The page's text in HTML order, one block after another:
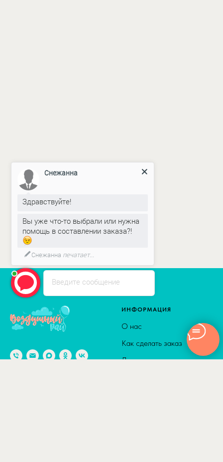
ИНФОРМАЦИЯ
О нас
Как сделать заказ
Доставка
Введите сообщение
Снежанна
Здравствуйте!
Вы уже что-то выбрали или нужна
помощь в составлении заказа?!
Снежанна печатает...